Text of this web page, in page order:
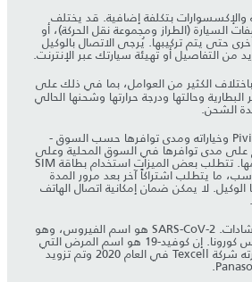
والإكسسوارات بتكلفة إضافية. قد يختلف
(الطراز ومجموعة نقل الحركة)، أو
حتى يتم تركيبها. يُرجى الاتصال بالوكيل
التفاصيل أو تهيئة سيارتك عبر الإنترنت.
الكثير من العوامل، بما في ذلك على
وحالتها ودرجة حرارتها وشحنها الحالي
الشحن.
تختلف ميزات نظام Pivi Pro وخياراته ومدى توافرها حسب السوق -
على مدى توافرها في السوق المحلية وعلى
الشروط الكاملة لاستخدامها. تتطلب بعض الميزات استخدام بطاقة SIM
ما يتطلب اشتراكاً آخر بعد مرور المدة
الوكيل. لا يمكن ضمان إمكانية اتصال الهاتف
عند الاستخدام وفق الإرشادات. SARS-CoV-2 هو اسم الفيروس، وهو
مصنّف ضمن عائلة فيروس كورونا. إن كوفيد-19 هو اسم المرض التي
يسببه الفيروس. بحث أجرته شركة Texcell في العام 2020 وتم تزويد